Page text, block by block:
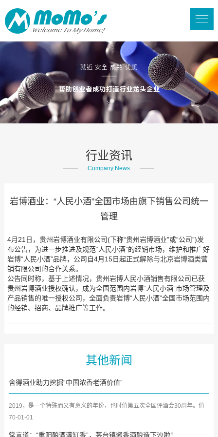
行业资讯
Company News
岩博酒业：“人民小酒”全国市场由旗下销售公司统一
管理
4月21日，贵州岩博酒业有限公司(下称“贵州岩博酒业”或“公司”)发
布公告，为进一步推进及规范“人民小酒”的经销市场，维护和推广好
岩博“人民小酒”品牌，公司自4月15日起正式解除与北京岩博酒类营
销有限公司的合作关系。
公告同时称，基于上述情况，贵州岩博人民小酒销售有限公司已获
贵州岩博酒业授权确认，成为全国范围内岩博“人民小酒”市场管理及
产品销售的唯一授权公司，全面负责岩博“人民小酒”全国市场范围内
的经销、招商、品牌推广等工作。
其他新闻
舍得酒业助力挖掘“中国浓香老酒价值”
2019，是一个特殊而又有意义的年份，也时值第五次全国评酒会30周年。值
此十&middot;一期间，舍得...
70-01-01
常言道：“重阳酿酒满缸香”，茅台镇酱香酒酿造下沙啦！